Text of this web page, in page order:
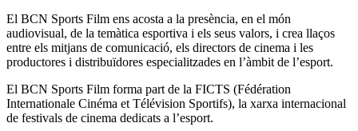
El BCN Sports Film ens acosta a la presència, en el món
audiovisual, de la temàtica esportiva i els seus valors, i crea llaços
entre els mitjans de comunicació, els directors de cinema i les
productores i distribuïdores especialitzades en l’àmbit de l’esport.
El BCN Sports Film forma part de la FICTS (Fédération
Internationale Cinéma et Télévision Sportifs), la xarxa internacional
de festivals de cinema dedicats a l’esport.